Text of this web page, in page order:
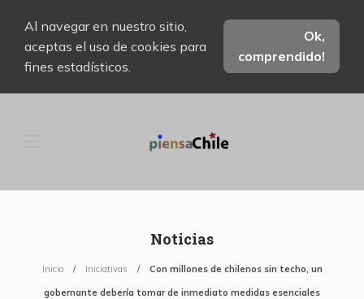
Al navegar en nuestro sitio,
aceptas el uso de cookies para
fines estadísticos.
Ok,
comprendido!
Noticias
Inicio Iniciativas Con millones de chilenos sin techo, un
gobernante debería tomar de inmediato medidas esenciales